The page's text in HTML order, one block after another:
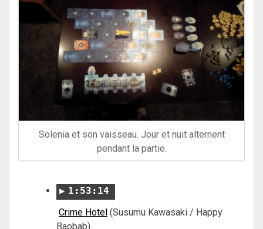
Solenia et son vaisseau. Jour et nuit alternent
pendant la partie.
1:53:14
Crime Hotel (Susumu Kawasaki / Happy
Baobab)